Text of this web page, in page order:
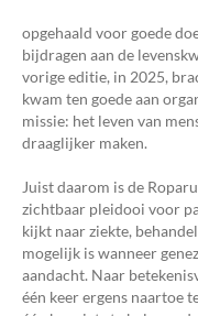
opgehaald voor goede
bijdragen aan de
vorige editie, in 2025,
kwam ten goede aan
missie: het leven van
draaglijker maken.
Juist daarom is de
zichtbaar pleidooi voor
kijkt naar ziekte,
mogelijk is wanneer
aandacht. Naar
één keer ergens naartoe